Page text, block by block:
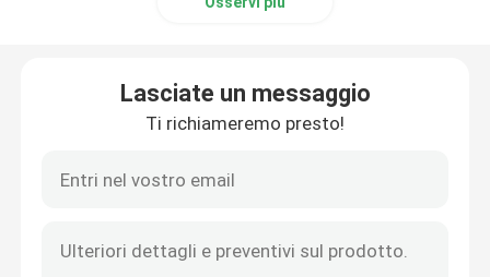
Radiatore flessibile su ordinazione
Lasciate un messaggio
Ti richiameremo presto!